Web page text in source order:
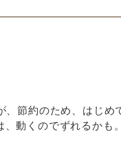
節約のため、はじ
動くのでずれるか